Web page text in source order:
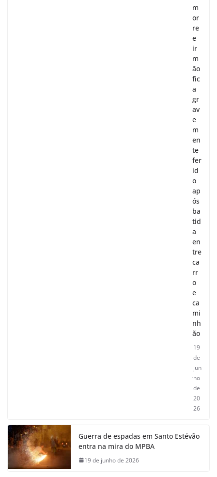
m
or
re
e
ir
m
ão
fic
a
gr
av
e
m
en
te
fer
id
o
ap
ós
ba
tid
a
en
tre
ca
rr
o
e
ca
mi
nh
ão
19
de
jun
ho
de
20
26
Guerra de espadas em Santo Estévão
entra na mira do MPBA
19 de junho de 2026